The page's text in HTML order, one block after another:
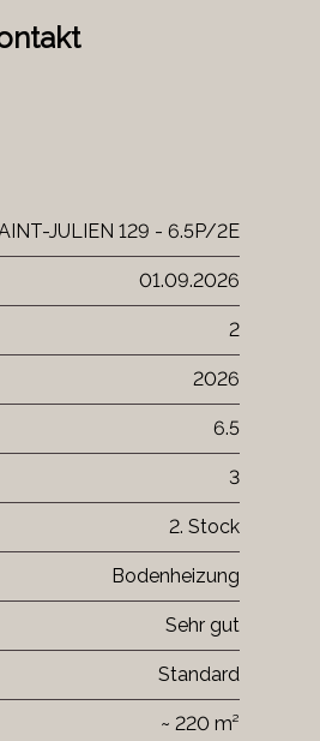
JULIEN 129 - 6.5P/2E
01.09.2026
2
2026
6.5
3
2. Stock
Bodenheizung
Sehr gut
Standard
~ 220 m²